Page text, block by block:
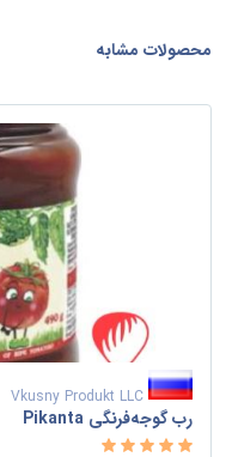
محصولات مشابه
Vkusny Produkt LLC
رب گوجه‌فرنگی Pikanta